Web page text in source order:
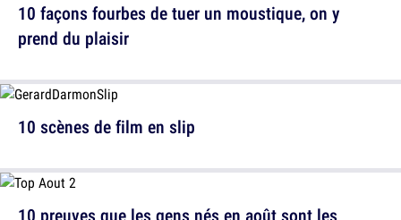
10 scènes de film en slip
10 façons fourbes de tuer un moustique, on y
prend du plaisir
10 preuves que les gens nés en août sont les